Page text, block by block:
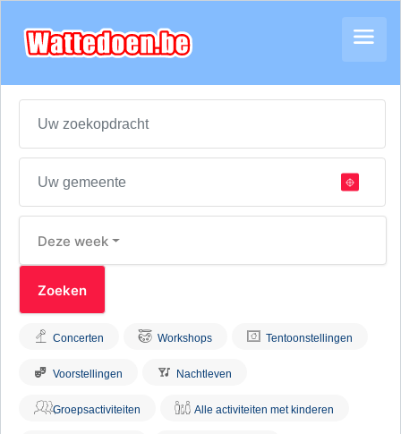
Deze week
Concerten Workshops Tentoonstellingen
Voorstellingen Nachtleven
Groepsactiviteiten Alle activiteiten met kinderen